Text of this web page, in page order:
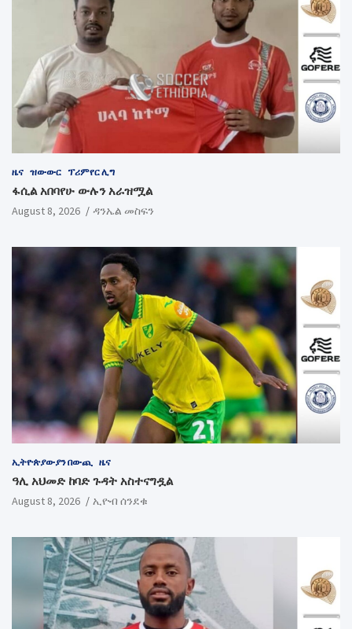
ዜና ዝውውር ፕሪምየር ሊግ
ፋሲል አበባየሁ ውሉን አራዝሟል
August 8, 2026 ዳንኤል መስፍን
ኢትዮጵያውያን በውጪ ዜና
ዓሊ አህመድ ከባድ ጉዳት አስተናግዷል
August 8, 2026 ኢዮብ ሰንደቁ